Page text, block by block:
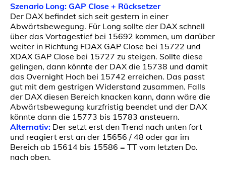
Szenario Long: GAP Close + Rücksetzer
Der DAX befindet sich seit gestern in einer
Abwärtsbewegung. Für Long sollte der DAX schnell
über das Vortagestief bei 15692 kommen, um darüber
weiter in Richtung FDAX GAP Close bei 15722 und
XDAX GAP Close bei 15727 zu steigen. Sollte diese
gelingen, dann könnte der DAX die 15738 und damit
das Overnight Hoch bei 15742 erreichen. Das passt
gut mit dem gestrigen Widerstand zusammen. Falls
der DAX diesen Bereich knacken kann, dann wäre die
Abwärtsbewegung kurzfristig beendet und der DAX
könnte dann die 15773 bis 15783 ansteuern.
Alternativ: Der setzt erst den Trend nach unten fort
und reagiert erst an der 15656 / 48 oder gar im
Bereich ab 15614 bis 15586 = TT vom letzten Do.
nach oben.